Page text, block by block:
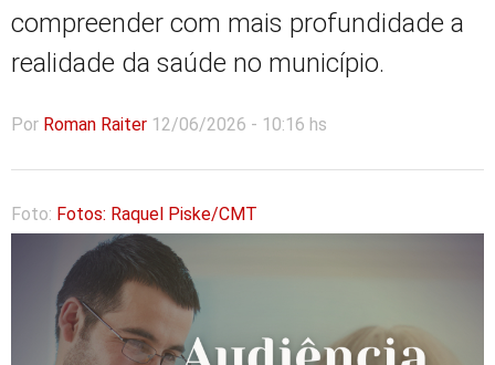
compreender com mais profundidade a
realidade da saúde no município.
Por Roman Raiter 12/06/2026 - 10:16 hs
Foto: Fotos: Raquel Piske/CMT